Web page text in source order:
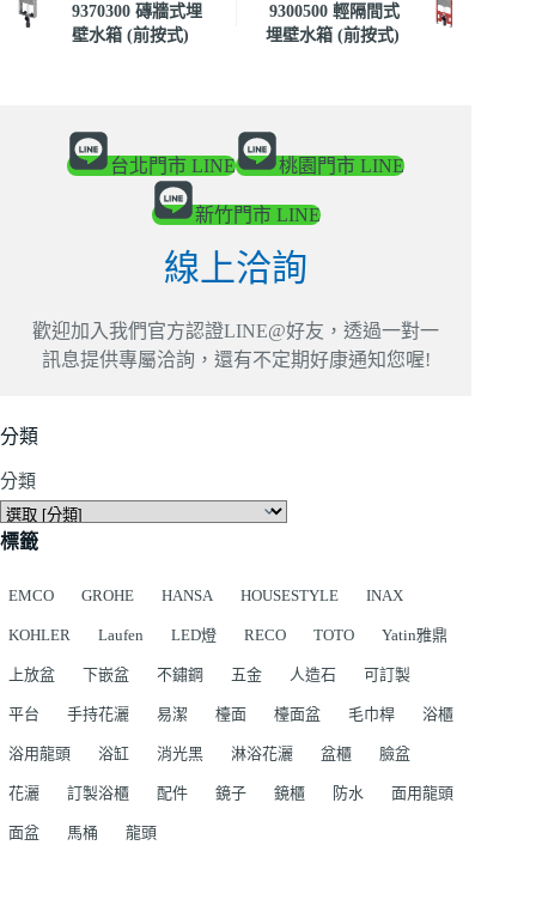
9370300 磚牆式埋
壁水箱 (前按式)
9300500 輕隔間式
埋壁水箱 (前按式)
台北門市 LINE 桃園門市 LINE
新竹門市 LINE
線上洽詢
歡迎加入我們官方認證LINE@好友，透過一對一
訊息提供專屬洽詢，還有不定期好康通知您喔!
分類
分類
標籤
EMCO GROHE HANSA HOUSESTYLE INAX
KOHLER Laufen LED燈 RECO TOTO Yatin雅鼎
上放盆 下嵌盆 不鏽鋼 五金 人造石 可訂製
平台 手持花灑 易潔 檯面 檯面盆 毛巾桿 浴櫃
浴用龍頭 浴缸 消光黑 淋浴花灑 盆櫃 臉盆
花灑 訂製浴櫃 配件 鏡子 鏡櫃 防水 面用龍頭
面盆 馬桶 龍頭